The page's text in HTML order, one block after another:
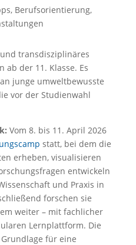
, Berufsorientierung,
transdisziplinäres
ab der 11. Klasse. Es
junge umweltbewusste
vor der Studienwahl
Vom 8. bis 11. April 2026
statt, bei dem die
erheben, visualisieren
entwickeln
und Praxis in
forschen sie
weiter – mit fachlicher
Lernplattform. Die
für eine